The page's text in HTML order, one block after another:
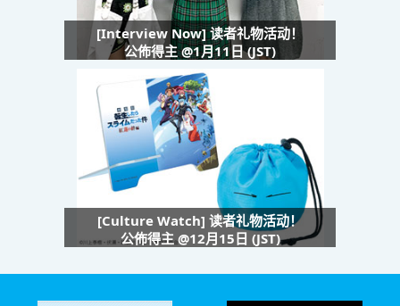
[Interview Now] 读者礼物活动！
公佈得主 @1月11日 (JST)
[Culture Watch] 读者礼物活动！
公佈得主 @12月15日 (JST)